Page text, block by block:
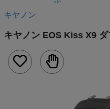
キヤノン
キヤノン EOS Kiss X9